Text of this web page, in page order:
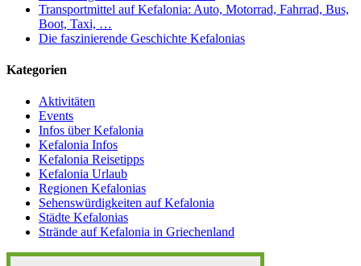
Transportmittel auf Kefalonia: Auto, Motorrad, Fahrrad, Bus,
Boot, Taxi, …
Die faszinierende Geschichte Kefalonias
Kategorien
Aktivitäten
Events
Infos über Kefalonia
Kefalonia Infos
Kefalonia Reisetipps
Kefalonia Urlaub
Regionen Kefalonias
Sehenswürdigkeiten auf Kefalonia
Städte Kefalonias
Strände auf Kefalonia in Griechenland